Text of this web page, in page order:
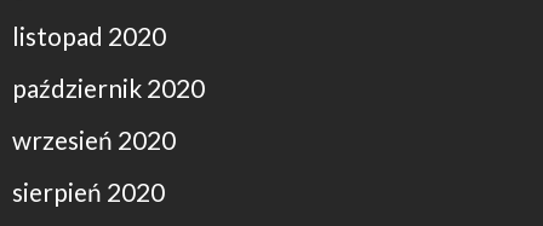
listopad 2020
październik 2020
wrzesień 2020
sierpień 2020